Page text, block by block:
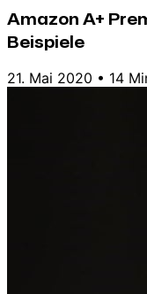
Amazon A+
Beispiele
21. Mai 2020 • 14